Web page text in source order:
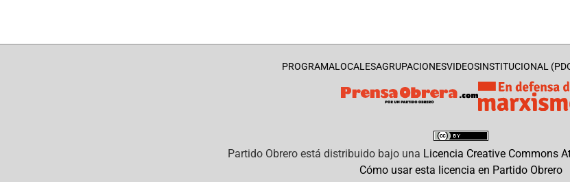
PROGRAMALOCALESAGRUPACIONESVIDEOSINSTITUCIONAL
Partido Obrero está distribuido bajo una Licencia Creative Commons
Cómo usar esta licencia en Partido Obrero